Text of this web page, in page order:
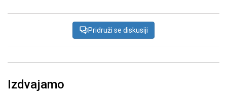
Pridruži se diskusiji
Izdvajamo